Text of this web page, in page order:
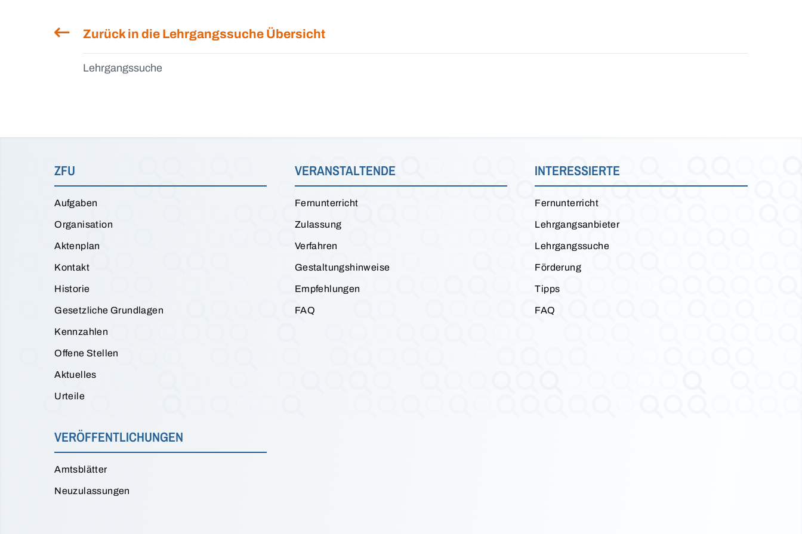
Zurück in die Lehrgangssuche Übersicht
Lehrgangssuche
ZFU
Aufgaben
Organisation
Aktenplan
Kontakt
Historie
Gesetzliche Grundlagen
Kennzahlen
Offene Stellen
Aktuelles
Urteile
VERANSTALTENDE
Fernunterricht
Zulassung
Verfahren
Gestaltungshinweise
Empfehlungen
FAQ
INTERESSIERTE
Fernunterricht
Lehrgangsanbieter
Lehrgangssuche
Förderung
Tipps
FAQ
VERÖFFENTLICHUNGEN
Amtsblätter
Neuzulassungen